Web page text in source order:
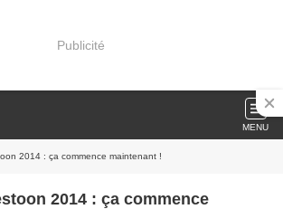
Publicité
MENU
2014 : ça commence maintenant !
2014 : ça commence